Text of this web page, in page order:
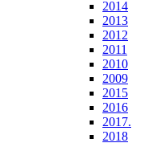
2014
2013
2012
2011
2010
2009
2015
2016
2017.
2018